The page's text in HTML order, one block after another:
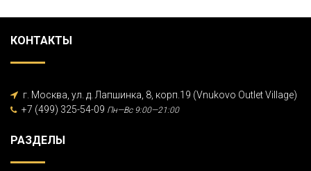
КОНТАКТЫ
г. Москва, ул. д. Лапшинка, 8, корп.19 (Vnukovo Outlet Village)
+7 (499) 325-54-09 Пн—Вс 9:00—21:00
РАЗДЕЛЫ